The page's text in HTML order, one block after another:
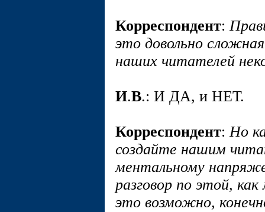
Корреспондент:
это довольно
наших читателей
И.В.: И ДА, и НЕТ.
Корреспондент:Но
создайте нашим
ментальному
разговор по этой,
это возможно,